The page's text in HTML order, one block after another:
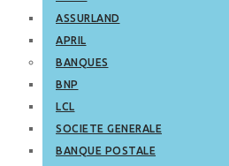
ASSURLAND
APRIL
BANQUES
BNP
LCL
SOCIETE GENERALE
BANQUE POSTALE